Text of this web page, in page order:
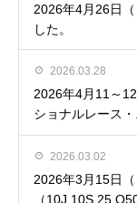
2026年4月26日
した。
2026.03.28
2026年4月11～
ショナルレース・
2026.03.02
2026年3月15日
（